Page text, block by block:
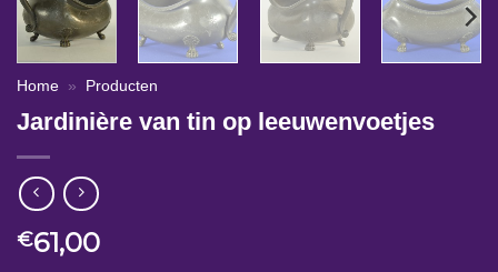
Home » Producten
Jardinière van tin op leeuwenvoetjes
€61,00